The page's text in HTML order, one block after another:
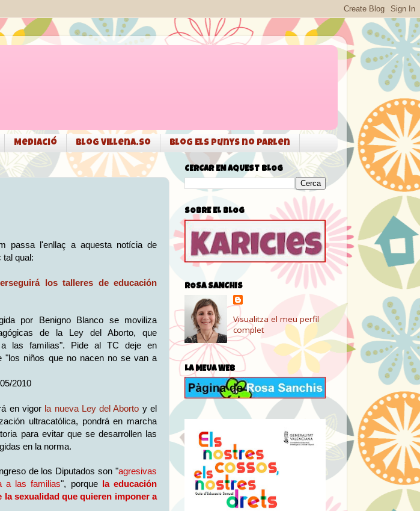
Mediació Blog Villena.so Blog Els punys no parlen
passa l'enllaç a aquesta notícia de
tal qual:
los talleres de educación
por Benigno Blanco se moviliza
de la Ley del Aborto, que
a las familias". Pide al TC deje en
"los niños que no nacen no se van a
2010
en vigor la nueva Ley del Aborto y el
ultracatólica, pondrá en marcha
para evitar que se desarrollen las
en la norma.
de los Diputados son "agresivas
a las familias", porque la educación
sexualidad que quieren imponer a
CERCAR EN AQUEST BLOG
SOBRE EL BLOG
ROSA SANCHIS
Visualitza el meu perfil
complet
LA MEUA WEB